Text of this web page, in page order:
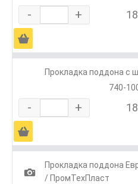
- +
Ä
Прокладка поддона с
740-
- +
Ä
1
Прокладка поддона
/ ПромТехПласт